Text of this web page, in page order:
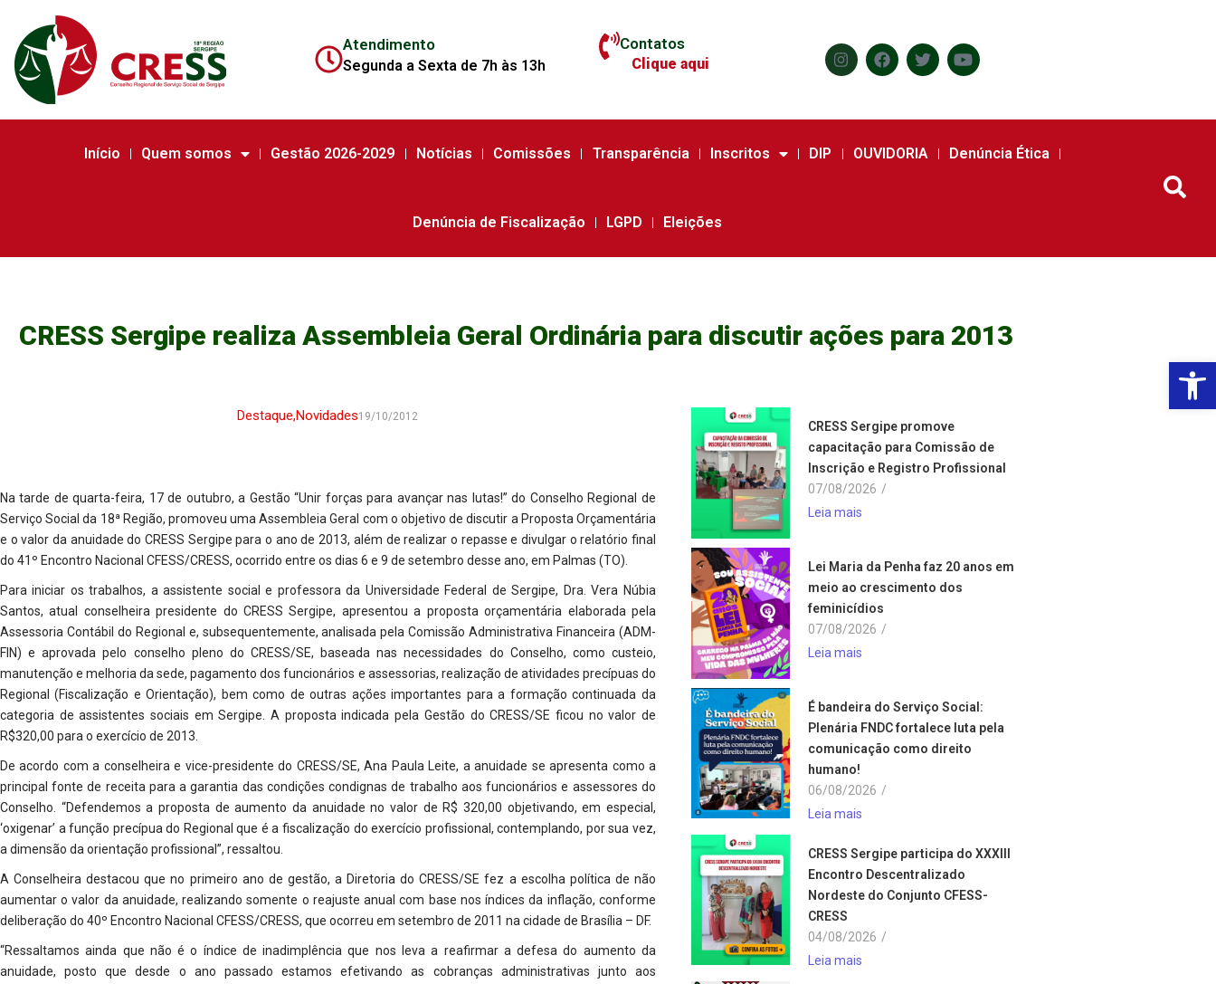
Atendimento
Segunda a Sexta de 7h às 13h
Contatos
Clique aqui
Início Quem somos Gestão 2026-2029 Notícias Comissões Transparência Inscritos DIP OUVIDORIA Denúncia Ética
Denúncia de Fiscalização LGPD Eleições
CRESS Sergipe realiza Assembleia Geral Ordinária para discutir ações para 2013
Destaque,Novidades19/10/2012
Na tarde de quarta-feira, 17 de outubro, a Gestão “Unir forças para avançar nas lutas!” do Conselho Regional de
Serviço Social da 18ª Região, promoveu uma Assembleia Geral com o objetivo de discutir a Proposta Orçamentária
e o valor da anuidade do CRESS Sergipe para o ano de 2013, além de realizar o repasse e divulgar o relatório final
do 41º Encontro Nacional CFESS/CRESS, ocorrido entre os dias 6 e 9 de setembro desse ano, em Palmas (TO).
Para iniciar os trabalhos, a assistente social e professora da Universidade Federal de Sergipe, Dra. Vera Núbia
Santos, atual conselheira presidente do CRESS Sergipe, apresentou a proposta orçamentária elaborada pela
Assessoria Contábil do Regional e, subsequentemente, analisada pela Comissão Administrativa Financeira (ADM-
FIN) e aprovada pelo conselho pleno do CRESS/SE, baseada nas necessidades do Conselho, como custeio,
manutenção e melhoria da sede, pagamento dos funcionários e assessorias, realização de atividades precípuas do
Regional (Fiscalização e Orientação), bem como de outras ações importantes para a formação continuada da
categoria de assistentes sociais em Sergipe. A proposta indicada pela Gestão do CRESS/SE ficou no valor de
R$320,00 para o exercício de 2013.
De acordo com a conselheira e vice-presidente do CRESS/SE, Ana Paula Leite, a anuidade se apresenta como a
principal fonte de receita para a garantia das condições condignas de trabalho aos funcionários e assessores do
Conselho. “Defendemos a proposta de aumento da anuidade no valor de R$ 320,00 objetivando, em especial,
‘oxigenar’ a função precípua do Regional que é a fiscalização do exercício profissional, contemplando, por sua vez,
a dimensão da orientação profissional”, ressaltou.
A Conselheira destacou que no primeiro ano de gestão, a Diretoria do CRESS/SE fez a escolha política de não
aumentar o valor da anuidade, realizando somente o reajuste anual com base nos índices da inflação, conforme
deliberação do 40º Encontro Nacional CFESS/CRESS, que ocorreu em setembro de 2011 na cidade de Brasília – DF.
“Ressaltamos ainda que não é o índice de inadimplência que nos leva a reafirmar a defesa do aumento da
anuidade, posto que desde o ano passado estamos efetivando as cobranças administrativas junto aos
CRESS Sergipe promove
capacitação para Comissão de
Inscrição e Registro Profissional
07/08/2026 /
Leia mais
Lei Maria da Penha faz 20 anos em
meio ao crescimento dos
feminicídios
07/08/2026 /
Leia mais
É bandeira do Serviço Social:
Plenária FNDC fortalece luta pela
comunicação como direito
humano!
06/08/2026 /
Leia mais
CRESS Sergipe participa do XXXIII
Encontro Descentralizado
Nordeste do Conjunto CFESS-
CRESS
04/08/2026 /
Leia mais